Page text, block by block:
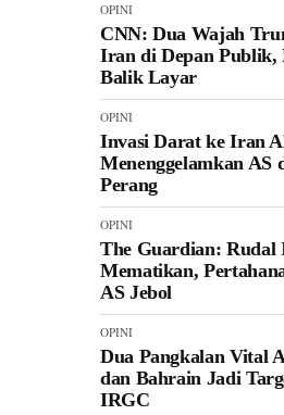
OPINI
CNN: Dua Wajah
di Depan Publik,
Layar
OPINI
Invasi Darat ke Iran
Menenggelamkan AS
Perang
OPINI
The Guardian: Rudal
Mematikan, Pertahanan
Jebol
OPINI
Dua Pangkalan Vital
dan Bahrain Jadi Target